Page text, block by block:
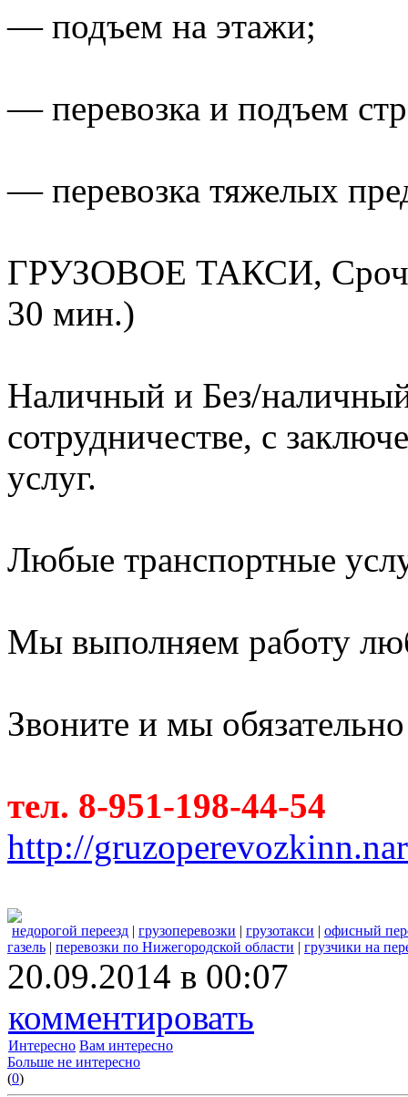
— подъем на этажи;
— перевозка и подъем
— перевозка тяжелых
ГРУЗОВОЕ ТАКСИ,
30 мин.)
Наличный и Без/
сотрудничестве, с
услуг.
Любые транспортные
Мы выполняем работу
Звоните и мы
тел. 8-951-198-44-54
http://
недорогой переезд грузоперевозки грузотакси
офисный
газель
перевозки по Нижегородской области грузчики на
20.09.2014 в 00:07
комментировать
Интересно Вам интересно
Больше не интересно
(0)